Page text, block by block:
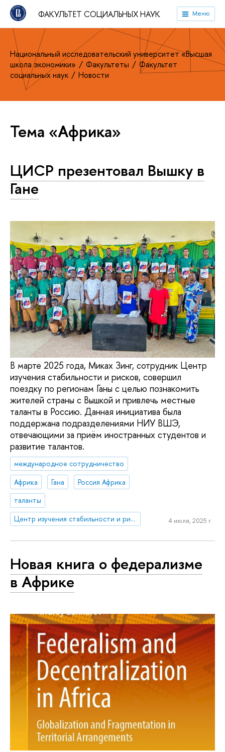
ФАКУЛЬТЕТ СОЦИАЛЬНЫХ НАУК Меню
Национальный исследовательский университет «Высшая
школа экономики»
Факультеты
Факультет
социальных наук
Новости
Тема «Африка»
ЦИСР презентовал Вышку в
Гане
В марте 2025 года, Миках Зинг, сотрудник Центр
изучения стабильности и рисков, совершил
поездку по регионам Ганы с целью познакомить
жителей страны с Вышкой и привлечь местные
таланты в Россию. Данная инициатива была
поддержана подразделениями НИУ ВШЭ,
отвечающими за приём иностранных студентов и
развитие талантов.
международное сотрудничество
Африка
Гана
Россия Африка
таланты
Центр изучения стабильности и рисков
4 июля, 2025 г.
Новая книга о федерализме
в Африке